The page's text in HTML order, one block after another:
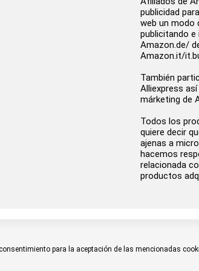
publicidad
web un modo
publicitando e
Amazon.de/
Amazon.it/
También
Alliexpress
márketing de
Todos los
quiere decir
ajenas a
hacemos
relacionada
productos
para la aceptación de las mencionadas